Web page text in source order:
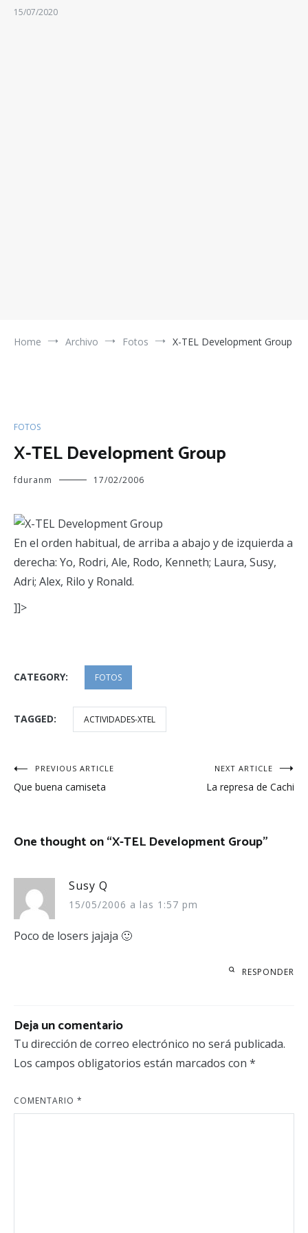
15/07/2020
Home Archivo Fotos X-TEL Development Group
FOTOS
X-TEL Development Group
fduranm 17/02/2006
En el orden habitual, de arriba a abajo y de izquierda a
derecha: Yo, Rodri, Ale, Rodo, Kenneth; Laura, Susy,
Adri; Alex, Rilo y Ronald.
]]>
CATEGORY: FOTOS
TAGGED: ACTIVIDADES-XTEL
Navegación
de
PREVIOUS ARTICLE
Que buena camiseta
NEXT ARTICLE
La represa de Cachi
One thought on “X-TEL Development Group”
Susy Q
15/05/2006 a las 1:57 pm
Poco de losers jajaja 🙂
RESPONDER
Deja un comentario
Tu dirección de correo electrónico no será publicada.
Los campos obligatorios están marcados con *
COMENTARIO *